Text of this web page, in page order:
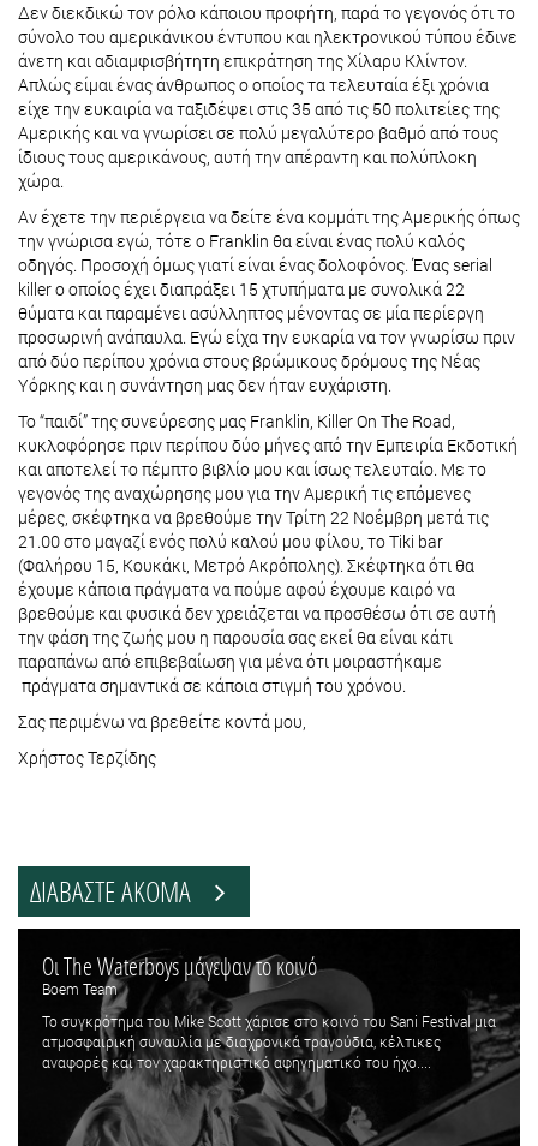
Δεν διεκδικώ τον ρόλο κάποιου προφήτη, παρά το γεγονός ότι το
σύνολο του αμερικάνικου έντυπου και ηλεκτρονικού τύπου έδινε
άνετη και αδιαμφισβήτητη επικράτηση της Χίλαρυ Κλίντον.
Απλώς είμαι ένας άνθρωπος ο οποίος τα τελευταία έξι χρόνια
είχε την ευκαιρία να ταξιδέψει στις 35 από τις 50 πολιτείες της
Αμερικής και να γνωρίσει σε πολύ μεγαλύτερο βαθμό από τους
ίδιους τους αμερικάνους, αυτή την απέραντη και πολύπλοκη
χώρα.
Αν έχετε την περιέργεια να δείτε ένα κομμάτι της Αμερικής όπως
την γνώρισα εγώ, τότε ο Franklin θα είναι ένας πολύ καλός
οδηγός. Προσοχή όμως γιατί είναι ένας δολοφόνος. Ένας serial
killer ο οποίος έχει διαπράξει 15 χτυπήματα με συνολικά 22
θύματα και παραμένει ασύλληπτος μένοντας σε μία περίεργη
προσωρινή ανάπαυλα. Εγώ είχα την ευκαρία να τον γνωρίσω πριν
από δύο περίπου χρόνια στους βρώμικους δρόμους της Νέας
Υόρκης και η συνάντηση μας δεν ήταν ευχάριστη.
Το “παιδί” της συνεύρεσης μας Franklin, Killer On The Road,
κυκλοφόρησε πριν περίπου δύο μήνες από την Εμπειρία Εκδοτική
και αποτελεί το πέμπτο βιβλίο μου και ίσως τελευταίο. Με το
γεγονός της αναχώρησης μου για την Αμερική τις επόμενες
μέρες, σκέφτηκα να βρεθούμε την Τρίτη 22 Νοέμβρη μετά τις
21.00 στο μαγαζί ενός πολύ καλού μου φίλου, το Tiki bar
(Φαλήρου 15, Κουκάκι, Μετρό Ακρόπολης). Σκέφτηκα ότι θα
έχουμε κάποια πράγματα να πούμε αφού έχουμε καιρό να
βρεθούμε και φυσικά δεν χρειάζεται να προσθέσω ότι σε αυτή
την φάση της ζωής μου η παρουσία σας εκεί θα είναι κάτι
παραπάνω από επιβεβαίωση για μένα ότι μοιραστήκαμε
πράγματα σημαντικά σε κάποια στιγμή του χρόνου.
Σας περιμένω να βρεθείτε κοντά μου,
Χρήστος Τερζίδης
ΔΙΑΒΑΣΤΕ ΑΚΟΜΑ
Οι The Waterboys μάγεψαν το κοινό
Boem Team
Το συγκρότημα του Mike Scott χάρισε στο κοινό του Sani Festival μια
ατμοσφαιρική συναυλία με διαχρονικά τραγούδια, κέλτικες
αναφορές και τον χαρακτηριστικό αφηγηματικό του ήχο....